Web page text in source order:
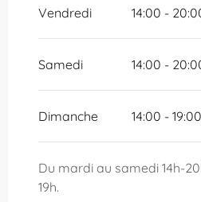
Vendredi 14:00 -
Samedi 14:00 -
Dimanche 14:00 - 19:00
Du mardi au samedi 14h-
19h.